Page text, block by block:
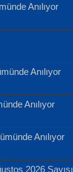
Anılıyor
Anılıyor
Anılıyor
Anılıyor
2026 Sayısı